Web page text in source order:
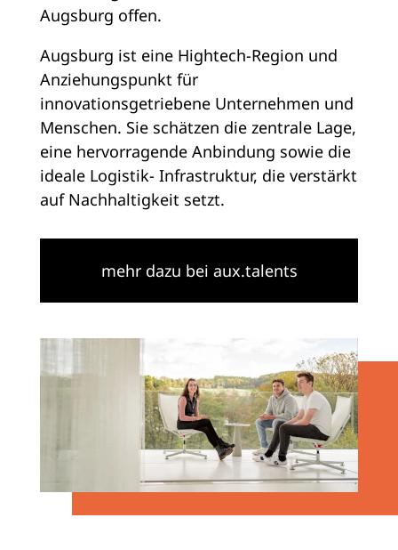
Augsburg offen.
Augsburg ist eine Hightech-Region und
Anziehungspunkt für
innovationsgetriebene Unternehmen und
Menschen. Sie schätzen die zentrale Lage,
eine hervorragende Anbindung sowie die
ideale Logistik- Infrastruktur, die verstärkt
auf Nachhaltigkeit setzt.
mehr dazu bei aux.talents